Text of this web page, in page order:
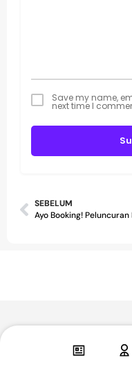
Save my name,
next time I
SEBELUM